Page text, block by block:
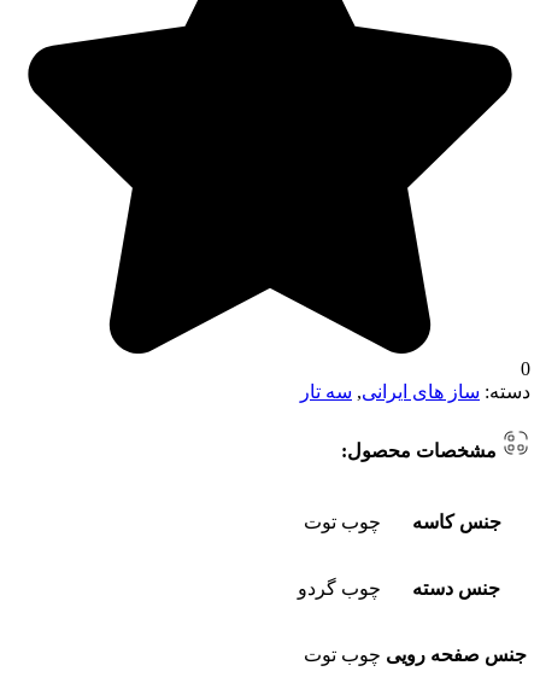
0
دسته: ساز های ایرانی, سه تار
مشخصات محصول:
جنس کاسه چوب توت
جنس دسته چوب گردو
جنس صفحه رویی چوب توت